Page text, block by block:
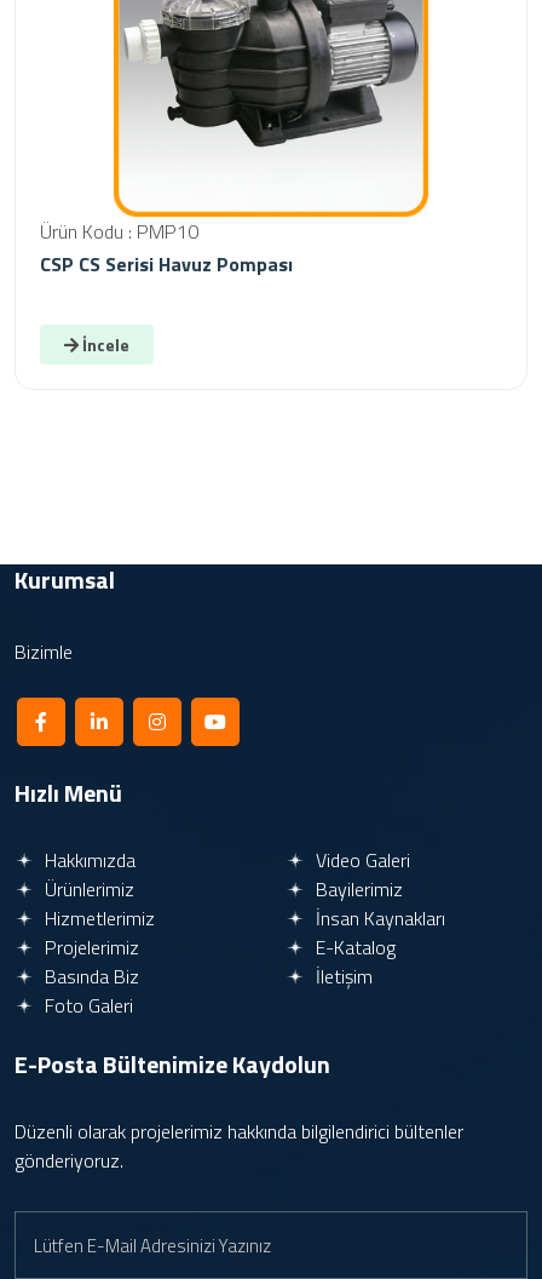
Ürün Kodu : PMP10
CSP CS Serisi Havuz Pompası
İncele
Kurumsal
Bizimle
Hızlı Menü
Hakkımızda
Ürünlerimiz
Hizmetlerimiz
Projelerimiz
Basında Biz
Foto Galeri
Video Galeri
Bayilerimiz
İnsan Kaynakları
E-Katalog
İletişim
E-Posta BültenimizeKaydolun
Düzenli olarak projelerimiz hakkında bilgilendirici bültenler
gönderiyoruz.